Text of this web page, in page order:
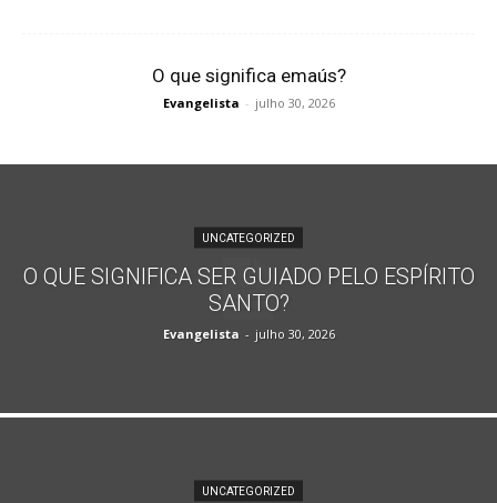
O que significa emaús?
Evangelista - julho 30, 2026
UNCATEGORIZED
O QUE SIGNIFICA SER GUIADO PELO ESPÍRITO
SANTO?
Evangelista - julho 30, 2026
UNCATEGORIZED